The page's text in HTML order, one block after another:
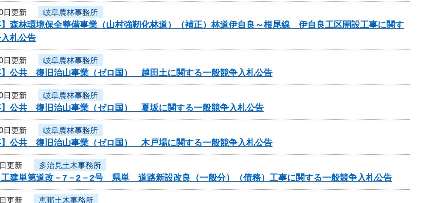
日更新 岐阜農林事務所
】森林環境保全整備事業（山村強靭化林道）（補正）林道伊自良～根尾線 伊自良工区開設工事に関す
札公告
日更新 岐阜農林事務所
】公共 復旧治山事業（ゼロ国） 越田土に関する一般競争入札公告
日更新 岐阜農林事務所
】公共 復旧治山事業（ゼロ国） 夏坂に関する一般競争入札公告
日更新 岐阜農林事務所
】公共 復旧治山事業（ゼロ国） 木戸場に関する一般競争入札公告
更新 多治見土木事務所
工建単第道改－7－2－2号 県単 道路新設改良（一般分）（債務）工事に関する一般競争入札公告
更新 恵那土木事務所